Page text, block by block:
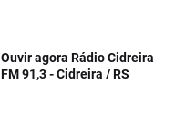
Ouvir agora Rádio Cidreira
FM 91,3 - Cidreira / RS